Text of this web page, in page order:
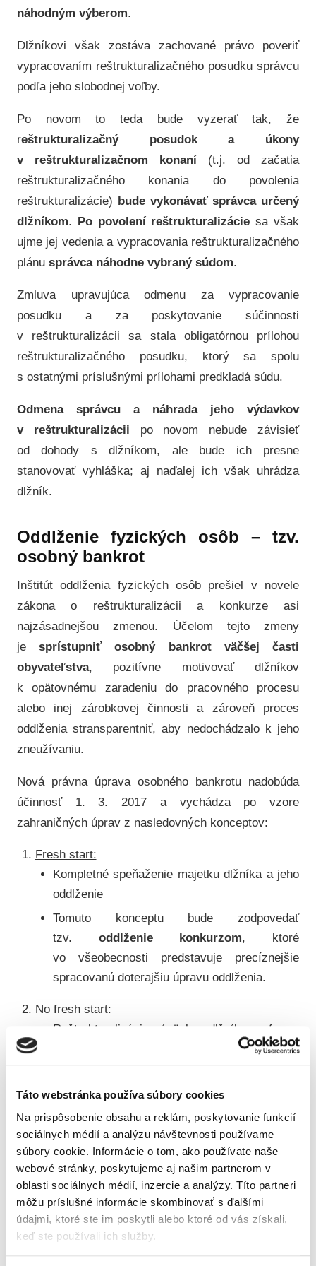
Táto webstránka používa súbory cookies
Na prispôsobenie obsahu a reklám, poskytovanie funkcií
sociálnych médií a analýzu návštevnosti používame
súbory cookie. Informácie o tom, ako používate naše
webové stránky, poskytujeme aj našim partnerom v
oblasti sociálnych médií, inzercie a analýzy. Títo partneri
môžu príslušné informácie skombinovať s ďalšími
údajmi, ktoré ste im poskytli alebo ktoré od vás získali,
keď ste používali ich služby.
náhodným výberom.
Dlžníkovi však zostáva zachované právo poveriť
vypracovaním reštrukturalizačného posudku správcu
podľa jeho slobodnej voľby.
Po novom to teda bude vyzerať tak, že
reštrukturalizačný posudok a úkony
v reštrukturalizačnom konaní (t.j. od začatia
reštrukturalizačného konania do povolenia
reštrukturalizácie) bude vykonávať správca určený
dlžníkom. Po povolení reštrukturalizácie sa však
ujme jej vedenia a vypracovania reštrukturalizačného
plánu správca náhodne vybraný súdom.
Zmluva upravujúca odmenu za vypracovanie
posudku a za poskytovanie súčinnosti
v reštrukturalizácii sa stala obligatórnou prílohou
reštrukturalizačného posudku, ktorý sa spolu
s ostatnými príslušnými prílohami predkladá súdu.
Odmena správcu a náhrada jeho výdavkov
v reštrukturalizácii po novom nebude závisieť
od dohody s dlžníkom, ale bude ich presne
stanovovať vyhláška; aj naďalej ich však uhrádza
dlžník.
Oddlženie fyzických osôb – tzv.
osobný bankrot
Inštitút oddlženia fyzických osôb prešiel v novele
zákona o reštrukturalizácii a konkurze asi
najzásadnejšou zmenou. Účelom tejto zmeny
jesprístupniť osobný bankrot väčšej časti
obyvateľstva, pozitívne motivovať dlžníkov
k opätovnému zaradeniu do pracovného procesu
alebo inej zárobkovej činnosti a zároveň proces
oddlženia stransparentniť, aby nedochádzalo k jeho
zneužívaniu.
Nová právna úprava osobného bankrotu nadobúda
účinnosť 1. 3. 2017 a vychádza po vzore
zahraničných úprav z nasledovných konceptov:
Fresh start:
Kompletné speňaženie majetku dlžníka a jeho
oddlženie
Tomuto konceptu bude zodpovedať
tzv. oddlženie konkurzom, ktoré
vo všeobecnosti predstavuje precíznejšie
spracovanú doterajšiu úpravu oddlženia.
No fresh start:
Reštrukturalizácia záväzkov dlžníka vo forme
splátkového kalendára určeného súdom;
budú mať dostatok prostriedkov
na uspokojenie svojich veriteľov a svoj úpadok
podchytili včas;
Tomuto konceptu bude zodpovedať
tzv.oddlženie splátkovým kalendárom .
Obe konania môžu byť iniciované len dlžníkom, ktorý
je fyzickou osobou, bez ohľadu na to, či ide